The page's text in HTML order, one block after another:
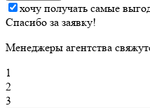
хочу получать самые
Спасибо за заявку!
Менеджеры агентства
1
2
3